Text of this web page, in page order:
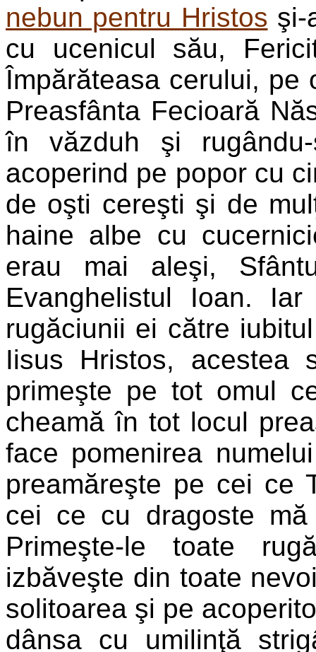
nebun pentru Hristos şi-
cu ucenicul său,
Împărăteasa cerului, pe
Preasfânta Fecioară
în văzduh şi
acoperind pe popor cu
de oşti cereşti şi de
haine albe cu
erau mai aleşi,
Evanghelistul Ioan.
rugăciunii ei către
Iisus Hristos, acestea
primeşte pe tot omul
cheamă în tot locul
face pomenirea
preamăreşte pe cei ce
cei ce cu dragoste
Primeşte-le toate
izbăveşte din toate
solitoarea şi pe
dânsa cu umilinţă